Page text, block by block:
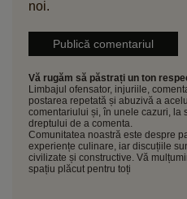
noi.
Vă rugăm să păstrați un ton
Limbajul ofensator, injuriile,
postarea repetată și abuzivă a
comentariului și, în unele cazuri, la
dreptului de a comenta.
Comunitatea noastră este despre
experiențe culinare, iar discuțiile
civilizate și constructive. Vă
spațiu plăcut pentru toți